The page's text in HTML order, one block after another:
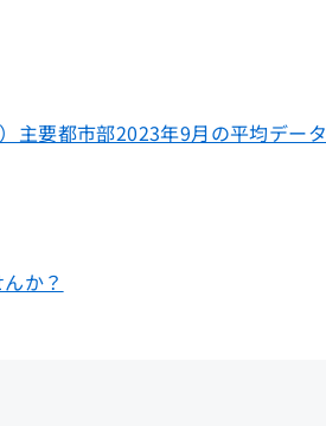
主要都市部2023年9月の平均データ
か？